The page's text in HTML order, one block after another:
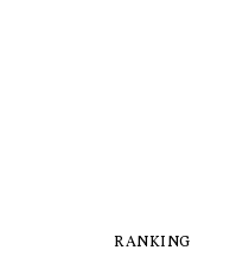
RANKING